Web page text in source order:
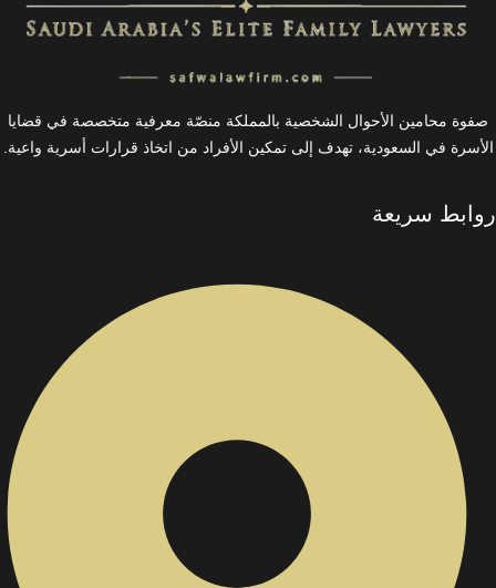
صفوة محامين الأحوال الشخصية بالمملكة منصّة معرفية متخصصة في قضايا
الأسرة في السعودية، تهدف إلى تمكين الأفراد من اتخاذ قرارات أسرية واعية.
روابط سريعة